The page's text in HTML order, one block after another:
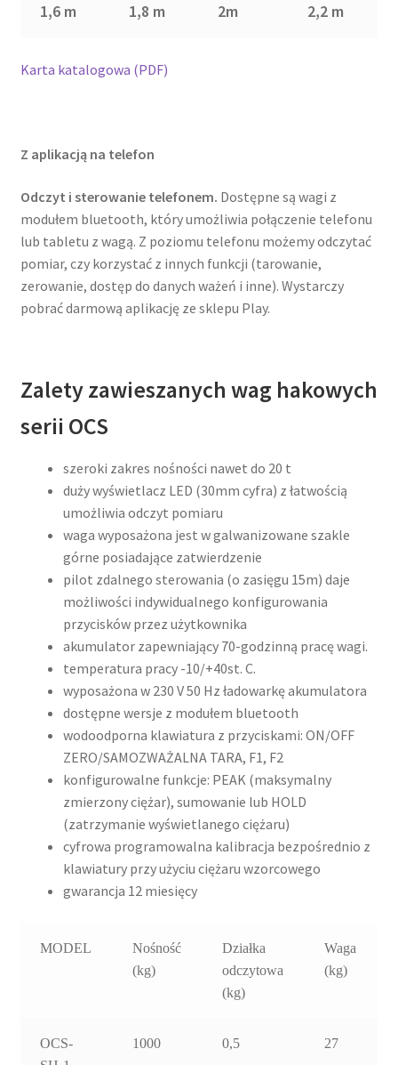
1,6 m 1,8 m 2m 2,2 m
Karta katalogowa (PDF)
Z aplikacją na telefon
Odczyt i sterowanie telefonem. Dostępne są wagi z
modułem bluetooth, który umożliwia połączenie telefonu
lub tabletu z wagą. Z poziomu telefonu możemy odczytać
pomiar, czy korzystać z innych funkcji (tarowanie,
zerowanie, dostęp do danych ważeń i inne). Wystarczy
pobrać darmową aplikację ze sklepu Play.
Zalety zawieszanych wag hakowych
serii OCS
szeroki zakres nośności nawet do 20 t
duży wyświetlacz LED (30mm cyfra) z łatwością
umożliwia odczyt pomiaru
waga wyposażona jest w galwanizowane szakle
górne posiadające zatwierdzenie
pilot zdalnego sterowania (o zasięgu 15m) daje
możliwości indywidualnego konfigurowania
przycisków przez użytkownika
akumulator zapewniający 70-godzinną pracę wagi.
temperatura pracy -10/+40st. C.
wyposażona w 230 V 50 Hz ładowarkę akumulatora
dostępne wersje z modułem bluetooth
wodoodporna klawiatura z przyciskami: ON/OFF
ZERO/SAMOZWAŻALNA TARA, F1, F2
konfigurowalne funkcje: PEAK (maksymalny
zmierzony ciężar), sumowanie lub HOLD
(zatrzymanie wyświetlanego ciężaru)
cyfrowa programowalna kalibracja bezpośrednio z
klawiatury przy użyciu ciężaru wzorcowego
gwarancja 12 miesięcy
MODEL
Nośność
(kg)
Działka
odczytowa
(kg)
Waga
(kg)
OCS-
1000 0,5 27